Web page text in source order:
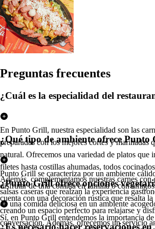
Preguntas frecuentes
¿Cuál es la especialidad del
En Punto Grill, nuestra especialidad son las
preparadas con los mejores cortes y marinadas
natural. Ofrecemos una variedad de platos que
filetes hasta costillas ahumadas, todos
Además, complementamos nuestras carnes con
salsas caseras que realzan la experiencia
de una comida deliciosa en un ambiente
¿Qué tipo de ambiente ofrece Punto
Punto Grill se caracteriza por un ambiente
disfrutar de una comida en familia o con
cuenta con una decoración rústica que resalta
creando un espacio perfecto para relajarse y
conversación. Además, ofrecemos un servicio
¿Punto Grill ofrece opciones
Sí, en Punto Grill entendemos la importancia
¿Es necesario hacer reservaciones